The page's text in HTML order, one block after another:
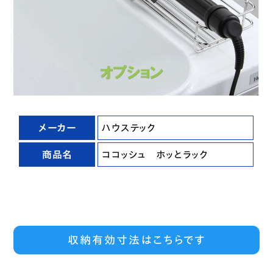
メーカー ハウステック
商品名 ココッシュ ホッとラック
収納有効寸法はこちらです